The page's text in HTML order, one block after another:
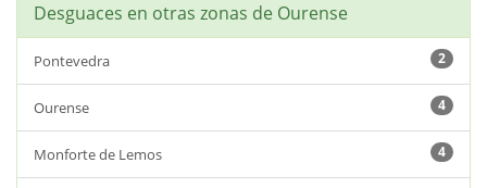
Desguaces en otras zonas de Ourense
Pontevedra 2
Ourense 4
Monforte de Lemos 4